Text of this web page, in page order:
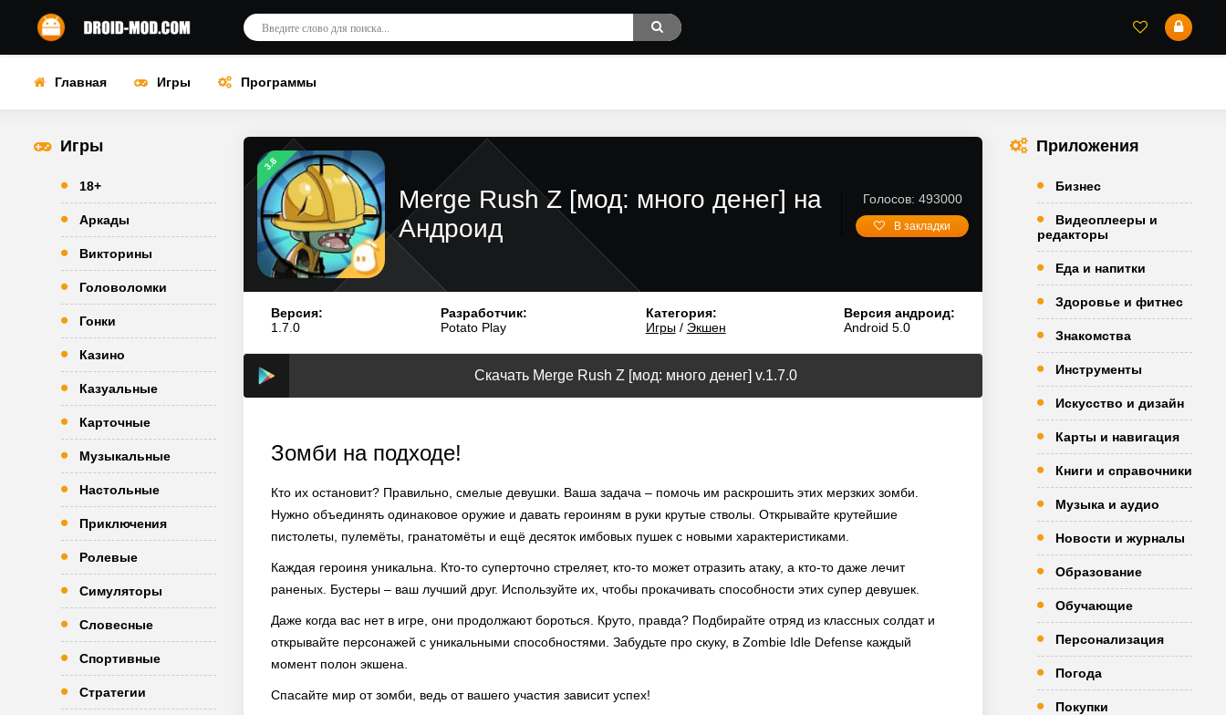
Главная Игры Программы
Игры
18+
Аркады
Викторины
Головоломки
Гонки
Казино
Казуальные
Карточные
Музыкальные
Настольные
Приключения
Ролевые
Симуляторы
Словесные
Спортивные
Стратегии
3.8
Merge Rush Z [мод: много денег] на
Андроид
Голосов: 493000
В закладки
Версия:
1.7.0
Разработчик:
Potato Play
Категория:
Игры/ Экшен
Версия андроид:
Android 5.0
Скачать Merge Rush Z [мод: много денег] v.1.7.0
Зомби на подходе!
Кто их остановит? Правильно, смелые девушки. Ваша задача – помочь им раскрошить этих мерзких зомби.
Нужно объединять одинаковое оружие и давать героиням в руки крутые стволы. Открывайте крутейшие
пистолеты, пулемёты, гранатомёты и ещё десяток имбовых пушек с новыми характеристиками.
Каждая героиня уникальна. Кто-то суперточно стреляет, кто-то может отразить атаку, а кто-то даже лечит
раненых. Бустеры – ваш лучший друг. Используйте их, чтобы прокачивать способности этих супер девушек.
Даже когда вас нет в игре, они продолжают бороться. Круто, правда? Подбирайте отряд из классных солдат и
открывайте персонажей с уникальными способностями. Забудьте про скуку, в Zombie Idle Defense каждый
момент полон экшена.
Спасайте мир от зомби, ведь от вашего участия зависит успех!
Приложения
Бизнес
Видеоплееры и
редакторы
Еда и напитки
Здоровье и фитнес
Знакомства
Инструменты
Искусство и дизайн
Карты и навигация
Книги и справочники
Музыка и аудио
Новости и журналы
Образование
Обучающие
Персонализация
Погода
Покупки